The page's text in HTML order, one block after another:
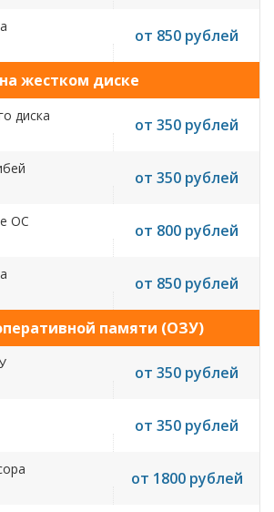
от 850 рублей
жестком диске
диска от 350 рублей
от 350 рублей
ОС от 800 рублей
от 850 рублей
памяти (ОЗУ)
от 350 рублей
от 350 рублей
от 1800 рублей